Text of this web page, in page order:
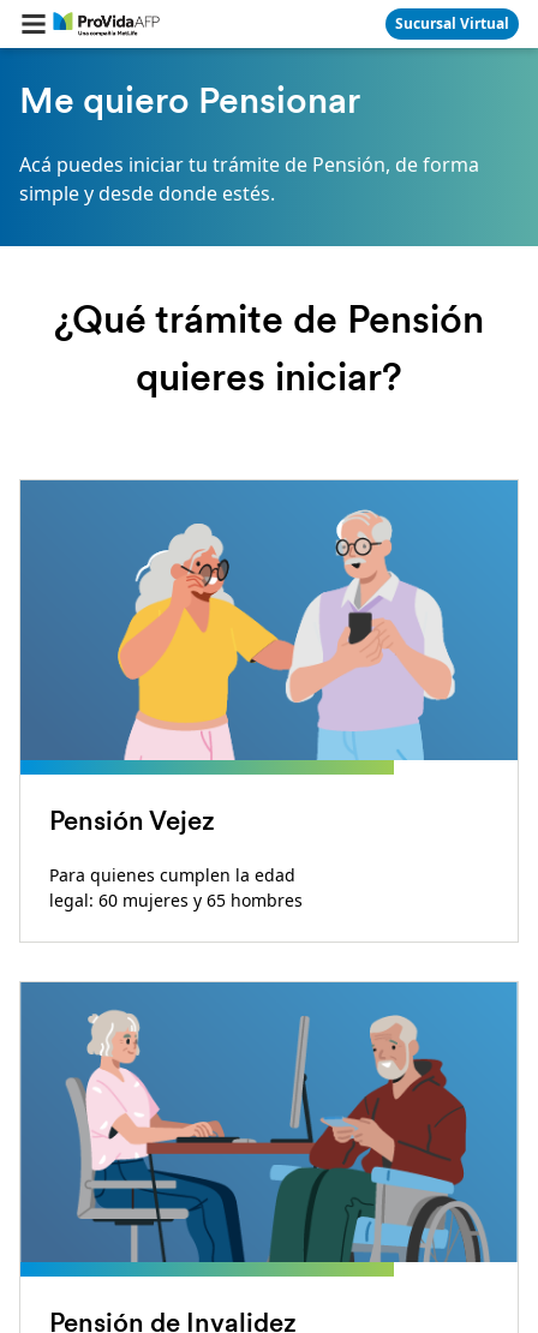
Sucursal Virtual
Me quiero Pensionar
Acá puedes iniciar tu trámite de Pensión, de forma
simple y desde donde estés.
¿Qué trámite de Pensión
quieres iniciar?
Pensión Vejez
Para quienes cumplen la edad
legal: 60 mujeres y 65 hombres
Pensión de Invalidez